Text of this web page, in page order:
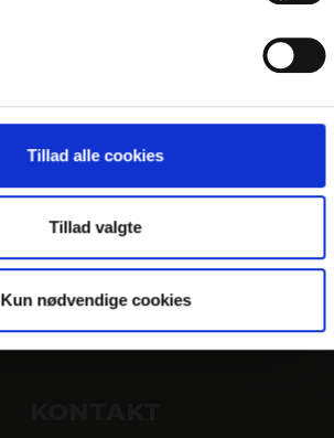
Tillad alle cookies
Tillad valgte
Kun nødvendige cookies